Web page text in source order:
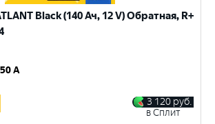
Black (140 Ач, 12 V) Обратная, R+
A
3 120 руб.
в Сплит